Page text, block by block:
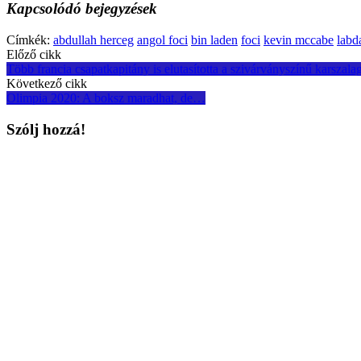
Kapcsolódó bejegyzések
Címkék: abdullah herceg angol foci bin laden foci kevin mccabe
Post
navigation
Előző cikk
Több francia csapatkapitány is elutasította a szivárványszínű
Következő cikk
Olimpia 2020: A boksz maradhat, de…
Szólj hozzá!